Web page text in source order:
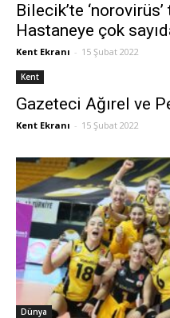
Bilecik’te
Hastaneye çok
Kent Ekranı - 15 Şubat 2022
Kent
Gazeteci Ağırel ve
Kent Ekranı - 15 Şubat 2022
Dünya